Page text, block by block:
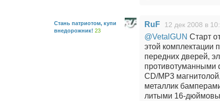
Стань патриотом, купи
внедорожник! 23
RuF 12 дек 2008 в
@VetalGUN Старт
этой комплектации
передних дверей,
противотуманными
CD/MP3
металлик
литыми 16-